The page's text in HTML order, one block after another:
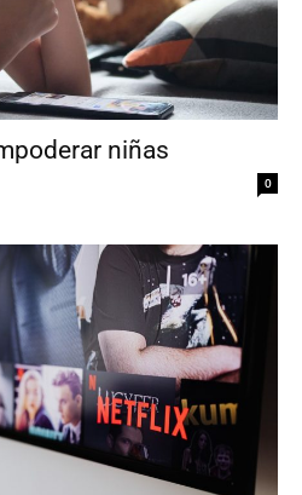
niñas
0